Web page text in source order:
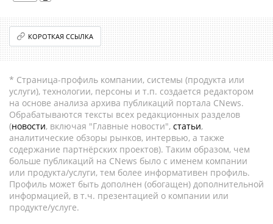
КОРОТКАЯ ССЫЛКА
* Страница-профиль компании, системы (продукта или
услуги), технологии, персоны и т.п. создается редактором
на основе анализа архива публикаций портала CNews.
Обрабатываются тексты всех редакционных разделов
(новости, включая "Главные новости", статьи,
аналитические обзоры рынков, интервью, а также
содержание партнёрских проектов). Таким образом, чем
больше публикаций на CNews было с именем компании
или продукта/услуги, тем более информативен профиль.
Профиль может быть дополнен (обогащен) дополнительной
информацией, в т.ч. презентацией о компании или
продукте/услуге.